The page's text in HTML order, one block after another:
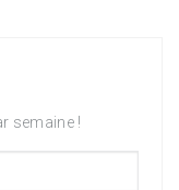
semaine !